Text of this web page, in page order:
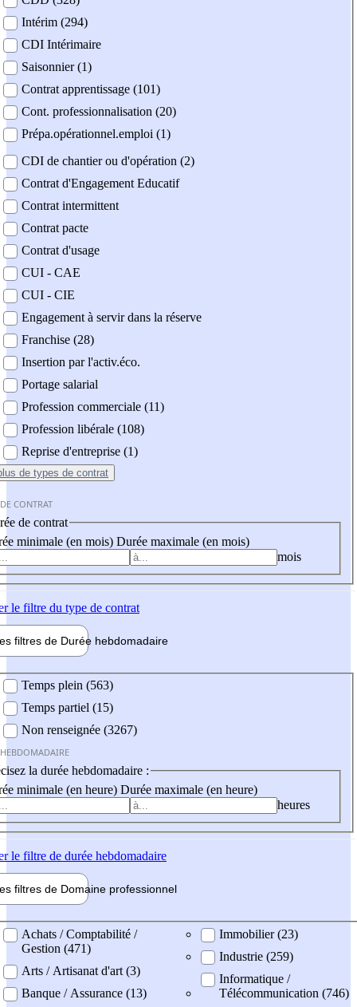
Intérim (294)
CDI Intérimaire
Saisonnier (1)
Contrat apprentissage (101)
Cont. professionnalisation (20)
Prépa.opérationnel.emploi (1)
CDI de chantier ou d'opération (2)
Contrat d'Engagement Educatif
Contrat intermittent
Contrat pacte
Contrat d'usage
CUI - CAE
CUI - CIE
Engagement à servir dans la réserve
Franchise (28)
Insertion par l'activ.éco.
Portage salarial
Profession commerciale (11)
Profession libérale (108)
Reprise d'entreprise (1)
de types de contrat
CONTRAT
de contrat
minimale (en mois) Durée maximale (en mois)
mois
le filtre du type de contrat
filtres de Durée hebdomadaire
Temps plein (563)
Temps partiel (15)
Non renseignée (3267)
la durée hebdomadaire :
minimale (en heure) Durée maximale (en heure)
heures
le filtre de durée hebdomadaire
filtres de Domaine professionnel
professionel
Achats / Comptabilité /
Gestion (471)
Arts / Artisanat d'art (3)
Banque / Assurance (13)
Immobilier (23)
Industrie (259)
Informatique /
Télécommunication (746)